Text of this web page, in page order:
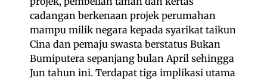
cadangan berkenaan projek perumahan
mampu milik negara kepada syarikat taikun
Cina dan pemaju swasta berstatus Bukan
Bumiputera sepanjang bulan April sehingga
Jun tahun ini. Terdapat tiga implikasi utama